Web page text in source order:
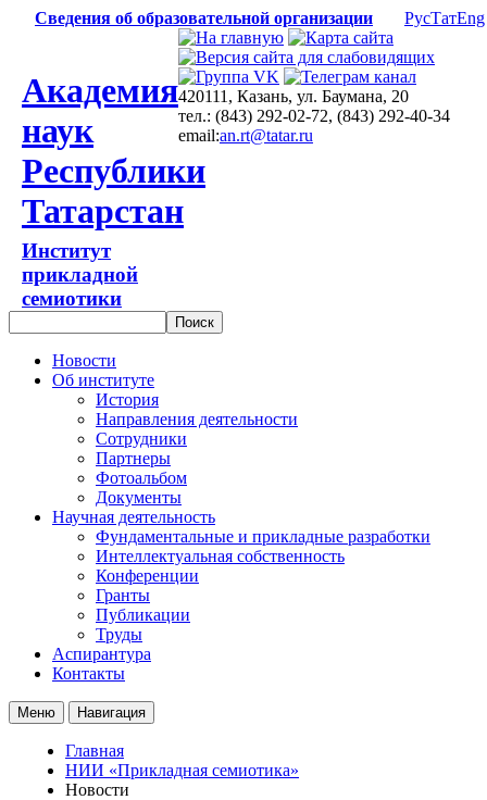
Сведения об образовательной организации РусТатEng
Академия
наук
Республики
Татарстан
Институт
прикладной
семиотики
420111, Казань, ул. Баумана, 20
тел.: (843) 292-02-72, (843) 292-40-34
email:an.rt@tatar.ru
Новости
Об институте
История
Направления деятельности
Сотрудники
Партнеры
Фотоальбом
Документы
Научная деятельность
Фундаментальные и прикладные разработки
Интеллектуальная собственность
Конференции
Гранты
Публикации
Труды
Аспирантура
Контакты
Меню Навигация
Главная
НИИ «Прикладная семиотика»
Новости